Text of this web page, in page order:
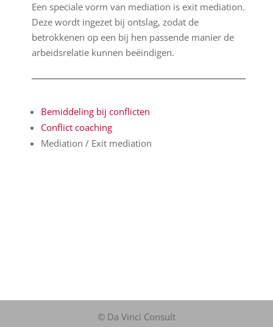
Een speciale vorm van mediation is exit mediation.
Deze wordt ingezet bij ontslag, zodat de
betrokkenen op een bij hen passende manier de
arbeidsrelatie kunnen beëindigen.
Bemiddeling bij conflicten
Conflict coaching
Mediation / Exit mediation
© Da Vinci Consult